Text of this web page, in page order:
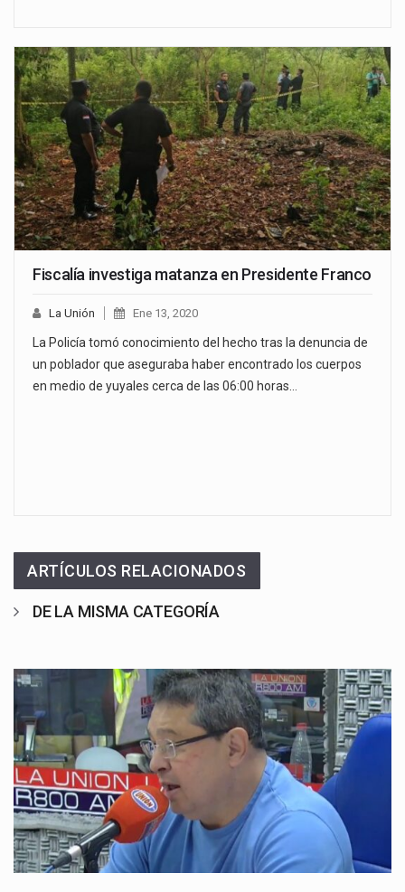
Fiscalía investiga matanza en Presidente Franco
La Unión Ene 13, 2020
La Policía tomó conocimiento del hecho tras la denuncia de
un poblador que aseguraba haber encontrado los cuerpos
en medio de yuyales cerca de las 06:00 horas…
ARTÍCULOS RELACIONADOS
DE LA MISMA CATEGORÍA